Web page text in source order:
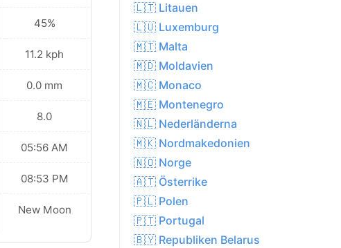
45%
11.2 kph
0.0 mm
8.0
05:56 AM
08:53 PM
New Moon
🇱🇹 Litauen
🇱🇺 Luxemburg
🇲🇹 Malta
🇲🇩 Moldavien
🇲🇨 Monaco
🇲🇪 Montenegro
🇳🇱 Nederländerna
🇲🇰 Nordmakedonien
🇳🇴 Norge
🇦🇹 Österrike
🇵🇱 Polen
🇵🇹 Portugal
🇧🇾 Republiken Belarus